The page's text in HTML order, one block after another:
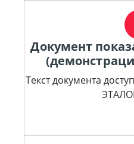
Документ
Текст документа